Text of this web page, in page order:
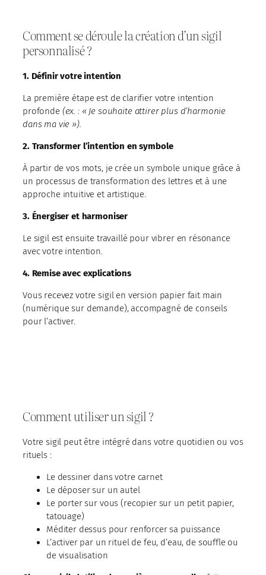
Comment se déroule la création d’un sigil
personnalisé ?
1. Définir votre intention
La première étape est de clarifier votre intention
profonde(ex. : « Je souhaite attirer plus d’harmonie
dans ma vie »).
2. Transformer l’intention en symbole
À partir de vos mots, je crée un symbole unique grâce à
un processus de transformation des lettres et à une
approche intuitive et artistique.
3. Énergiser et harmoniser
Le sigil est ensuite travaillé pour vibrer en résonance
avec votre intention.
4. Remise avec explications
Vous recevez votre sigil en version papier fait main
(numérique sur demande), accompagné de conseils
pour l’activer.
Comment utiliser un sigil ?
Votre sigil peut être intégré dans votre quotidien ou vos
rituels :
Le dessiner dans votre carnet
Le déposer sur un autel
Le porter sur vous (recopier sur un petit papier,
tatouage)
Méditer dessus pour renforcer sa puissance
L’activer par un rituel de feu, d’eau, de souffle ou
de visualisation